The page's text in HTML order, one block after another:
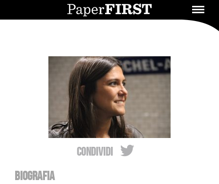
Condividi
BIOGRAFIA